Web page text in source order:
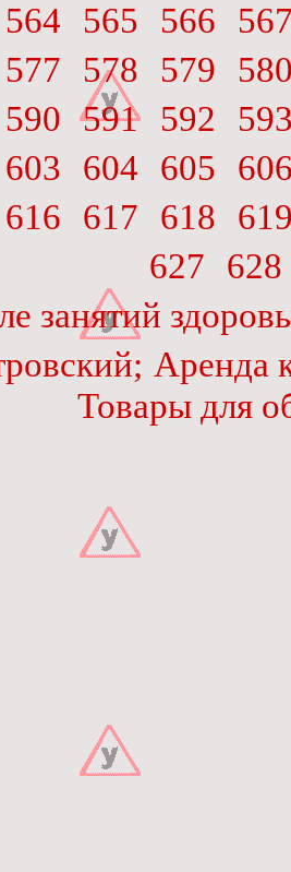
564 565 566
577 578 579
590 591 592
603 604 605
616 617 618
627
628
занятий
Аренда
Товары для